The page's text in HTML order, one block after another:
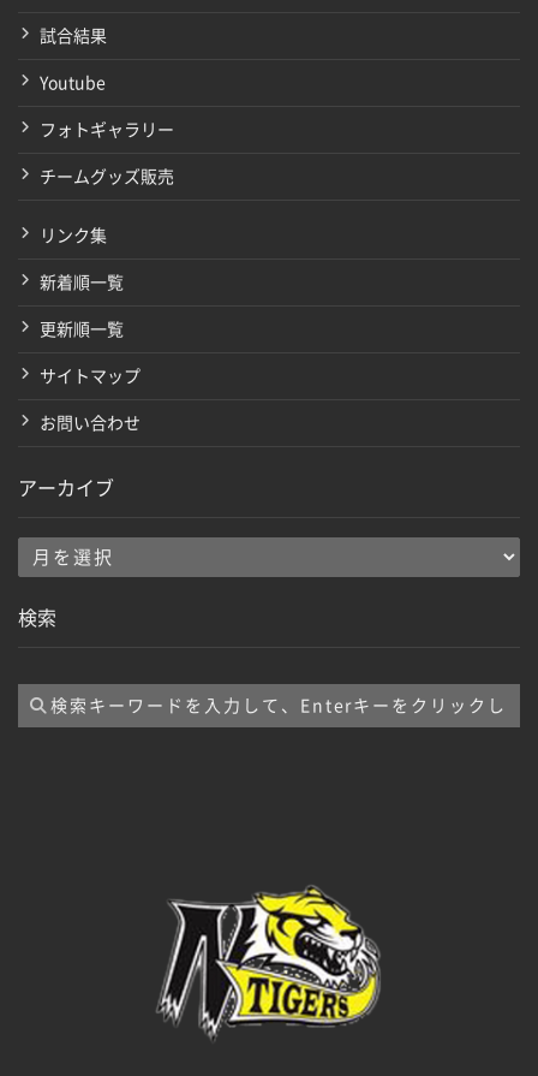
試合結果
Youtube
フォトギャラリー
チームグッズ販売
リンク集
新着順一覧
更新順一覧
サイトマップ
お問い合わせ
アーカイブ
ア
カ
ブ
検索